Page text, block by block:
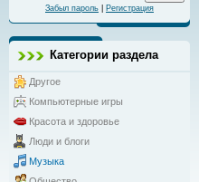
Забыл пароль Регистрация
Категории раздела
Другое
Компьютерные игры
Красота и здоровье
Люди и блоги
Музыка